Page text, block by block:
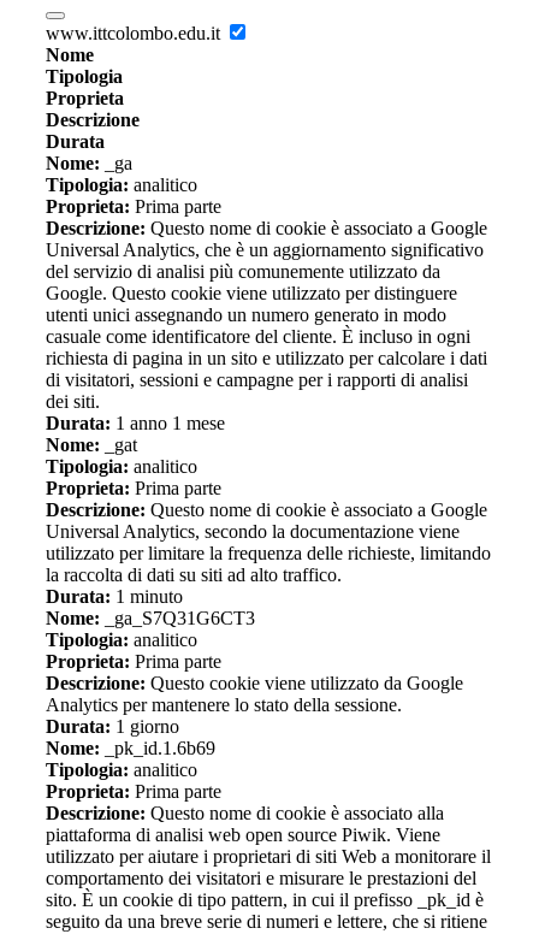
www.ittcolombo.edu.it
Nome
Tipologia
Proprieta
Descrizione
Durata
Nome: _ga
Tipologia: analitico
Proprieta: Prima parte
Descrizione: Questo nome di cookie è associato a Google
Universal Analytics, che è un aggiornamento significativo
del servizio di analisi più comunemente utilizzato da
Google. Questo cookie viene utilizzato per distinguere
utenti unici assegnando un numero generato in modo
casuale come identificatore del cliente. È incluso in ogni
richiesta di pagina in un sito e utilizzato per calcolare i dati
di visitatori, sessioni e campagne per i rapporti di analisi
dei siti.
Durata: 1 anno 1 mese
Nome: _gat
Tipologia: analitico
Proprieta: Prima parte
Descrizione: Questo nome di cookie è associato a Google
Universal Analytics, secondo la documentazione viene
utilizzato per limitare la frequenza delle richieste, limitando
la raccolta di dati su siti ad alto traffico.
Durata: 1 minuto
Nome: _ga_S7Q31G6CT3
Tipologia: analitico
Proprieta: Prima parte
Descrizione: Questo cookie viene utilizzato da Google
Analytics per mantenere lo stato della sessione.
Durata: 1 giorno
Nome: _pk_id.1.6b69
Tipologia: analitico
Proprieta: Prima parte
Descrizione: Questo nome di cookie è associato alla
piattaforma di analisi web open source Piwik. Viene
utilizzato per aiutare i proprietari di siti Web a monitorare il
comportamento dei visitatori e misurare le prestazioni del
sito. È un cookie di tipo pattern, in cui il prefisso _pk_id è
seguito da una breve serie di numeri e lettere, che si ritiene